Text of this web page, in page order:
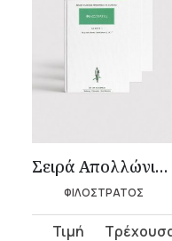
Σειρά Απολλώνιος Τυανεύς
ΦΙΛΟΣΤΡΑΤΟΣ
Original